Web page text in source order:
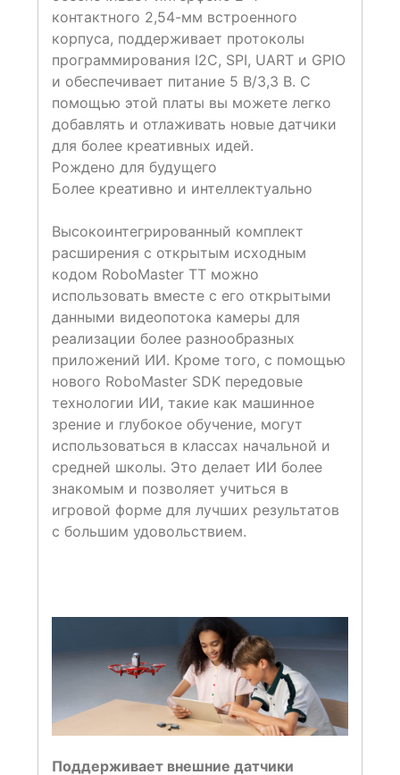
контактного 2,54-мм встроенного
корпуса, поддерживает протоколы
программирования I2C, SPI, UART и GPIO
и обеспечивает питание 5 В/3,3 В. С
помощью этой платы вы можете легко
добавлять и отлаживать новые датчики
для более креативных идей.
Рождено для будущего
Более креативно и интеллектуально
Высокоинтегрированный комплект
расширения с открытым исходным
кодом RoboMaster TT можно
использовать вместе с его открытыми
данными видеопотока камеры для
реализации более разнообразных
приложений ИИ. Кроме того, с помощью
нового RoboMaster SDK передовые
технологии ИИ, такие как машинное
зрение и глубокое обучение, могут
использоваться в классах начальной и
средней школы. Это делает ИИ более
знакомым и позволяет учиться в
игровой форме для лучших результатов
с большим удовольствием.
Поддерживает внешние датчики